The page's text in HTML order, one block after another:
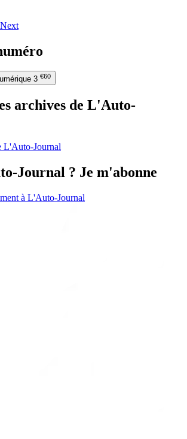
Next
3 €60
archives de L'Auto-
L'Auto-Journal
Journal ? Je m'abonne
à L'Auto-Journal